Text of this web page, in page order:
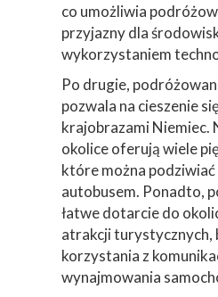
co umożliwia
przyjazny dla
wykorzystaniem
Po drugie,
pozwala na cieszenie
krajobrazami Niemiec.
okolice oferują wiele
które można
autobusem. Ponadto,
łatwe dotarcie do
atrakcji turystycznych,
korzystania z
wynajmowania